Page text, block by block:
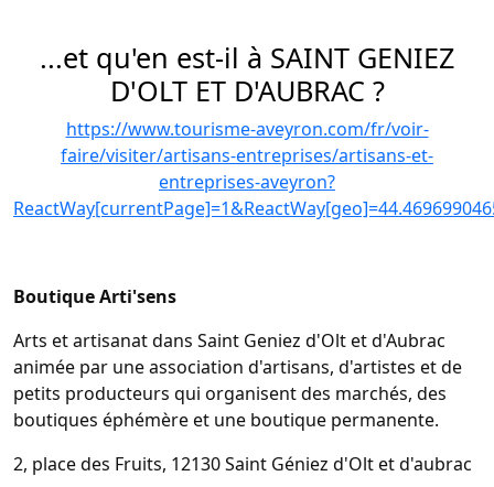
...et qu'en est-il à SAINT GENIEZ
D'OLT ET D'AUBRAC ?
https://www.tourisme-aveyron.com/fr/voir-
faire/visiter/artisans-entreprises/artisans-et-
entreprises-aveyron?
Boutique Arti'sens
Arts et artisanat dans Saint Geniez d'Olt et d'Aubrac
animée par une association d'artisans, d'artistes et de
petits producteurs qui organisent des marchés, des
boutiques éphémère et une boutique permanente.
2, place des Fruits, 12130 Saint Géniez d'Olt et d'aubrac